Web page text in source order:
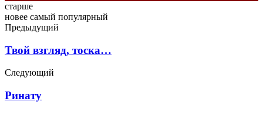
старше
новее самый популярный
Предыдущий
Твой взгляд, тоска…
Следующий
Ринату